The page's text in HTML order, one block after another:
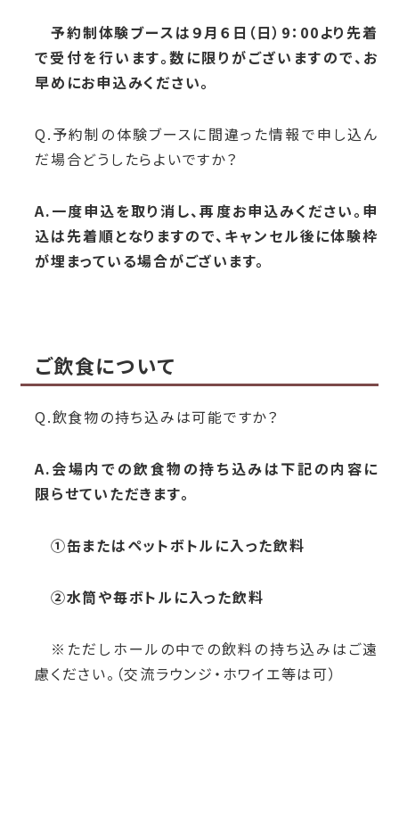
予約制体験ブースは９月６日（日）9：00より先着
で受付を行います。数に限りがございますので、お
早めにお申込みください。
Q.予約制の体験ブースに間違った情報で申し込ん
だ場合どうしたらよいですか？
A.一度申込を取り消し、再度お申込みください。申
込は先着順となりますので、キャンセル後に体験枠
が埋まっている場合がございます。
ご飲食について
Q.飲食物の持ち込みは可能ですか？
A.会場内での飲食物の持ち込みは下記の内容に
限らせていただきます。
①缶またはペットボトルに入った飲料
②水筒や毎ボトルに入った飲料
※ただしホールの中での飲料の持ち込みはご遠
慮ください。（交流ラウンジ・ホワイエ等は可）